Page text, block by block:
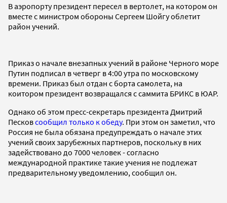
В аэропорту президент пересел в вертолет, на котором он
вместе с министром обороны Сергеем Шойгу облетит
район учений.
Приказ о начале внезапных учений в районе Черного море
Путин подписал в четверг в 4:00 утра по московскому
времени. Приказ был отдан с борта самолета, на
коитором президент возвращался с саммита БРИКС в ЮАР.
Однако об этом пресс-секретарь президента Дмитрий
Песковсообщил только к обеду. При этом он заметил, что
Россия не была обязана предупреждать о начале этих
учений своих зарубежных партнеров, поскольку в них
задействовано до 7000 человек - согласно
международной практике такие учения не подлежат
предварительному уведомлению, сообщил он.